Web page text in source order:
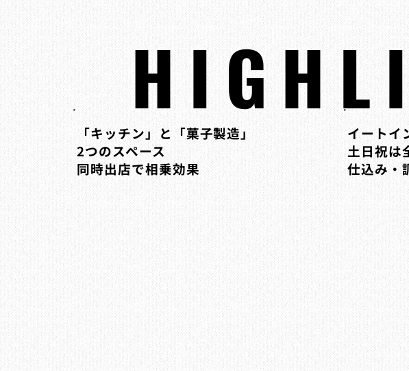
「キッチン」と「菓子製造」
2つのスペース
​同時出店で相乗効果
イートイ
土日祝は
仕込み・